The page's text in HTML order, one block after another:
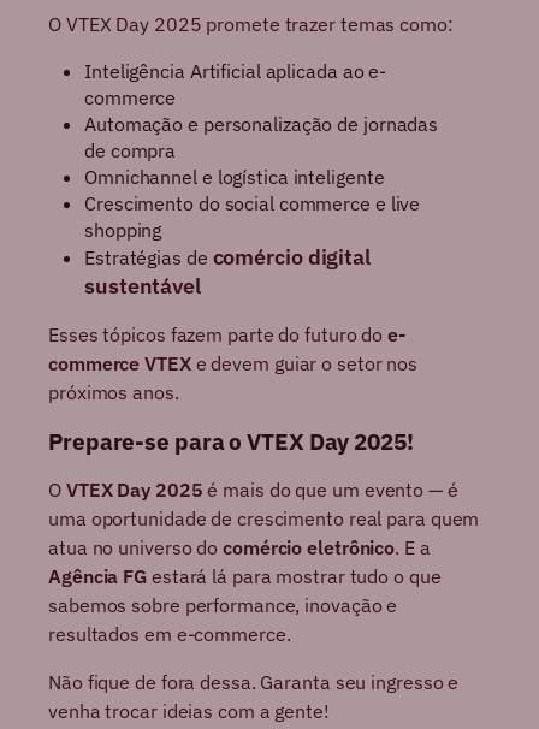
O VTEX Day 2025 promete trazer temas como:
Inteligência Artificial aplicada ao e-
commerce
Automação e personalização de jornadas
de compra
Omnichannel e logística inteligente
Crescimento do social commerce e live
shopping
Estratégias de comércio digital
sustentável
Esses tópicos fazem parte do futuro doe-
commerce VTEXe devem guiar o setor nos
próximos anos.
Prepare-se para o VTEX Day 2025!
O VTEX Day 2025 é mais do que um evento — é
uma oportunidade de crescimento real para quem
atua no universo do comércio eletrônico. E a
Agência FG estará lá para mostrar tudo o que
sabemos sobre performance, inovação e
resultados em e-commerce.
Não fique de fora dessa. Garanta seu ingresso e
venha trocar ideias com a gente!